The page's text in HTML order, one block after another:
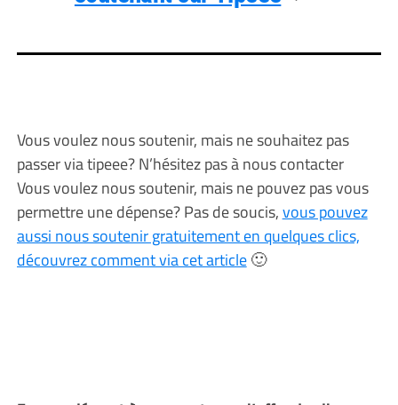
Vous voulez nous soutenir, mais ne souhaitez pas
passer via tipeee? N’hésitez pas à nous contacter
Vous voulez nous soutenir, mais ne pouvez pas vous
permettre une dépense? Pas de soucis,vous pouvez
aussi nous soutenir gratuitement en quelques clics,
découvrez comment via cet article🙂